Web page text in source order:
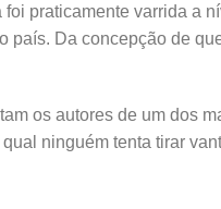
praticamente varrida a
país. Da concepção de
os autores de um dos
ninguém tenta tirar